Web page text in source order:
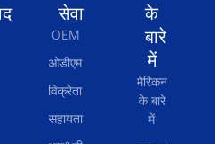
सेवा
OEM
ओडीएम
विक्रेता
सहायता
के
बारे
में
मेरिकन
के बारे
में